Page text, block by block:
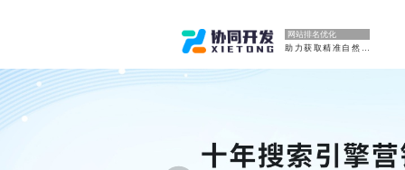
网站排名优化
助力获取精准自然流量